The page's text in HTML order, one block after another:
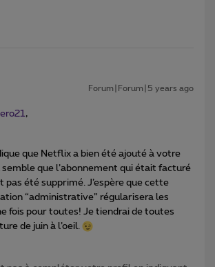
Forum|Forum|5 years ago
,
que Netflix a bien été ajouté à votre
semble que l’abonnement qui était facturé
pas été supprimé. J’espère que cette
“administrative” régularisera les
fois pour toutes! Je tiendrai de toutes
de juin à l’oeil.